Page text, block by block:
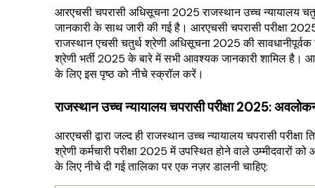
आरएचसी चपरासी अधिसूचना 2025 राजस्थान उच्च न्यायालय
जानकारी के साथ जारी की गई है। आरएचसी चपरासी परीक्षा
राजस्थान एचसी चतुर्थ श्रेणी अधिसूचना 2025 की
श्रेणी भर्ती 2025 के बारे में सभी आवश्यक जानकारी शामिल है।
के लिए इस पृष्ठ को नीचे स्क्रॉल करें।
राजस्थान उच्च न्यायालय चपरासी परीक्षा 2025:
आरएचसी द्वारा जल्द ही राजस्थान उच्च न्यायालय चपरासी
श्रेणी कर्मचारी परीक्षा 2025 में उपस्थित होने वाले उम्मीदवारों
के लिए नीचे दी गई तालिका पर एक नज़र डालनी चाहिए: